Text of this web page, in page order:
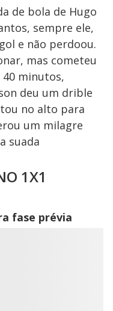
de bola de Hugo
sempre ele,
e não perdoou.
mas cometeu
minutos,
deu um drible
no alto para
um milagre
suada
1X1
fase prévia